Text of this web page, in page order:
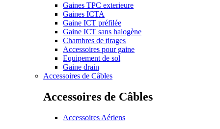
Gaines TPC exterieure
Gaines ICTA
Gaine ICT préfilée
Gaine ICT sans halogène
Chambres de tirages
Accessoires pour gaine
Equipement de sol
Gaine drain
Accessoires de Câbles
Accessoires de Câbles
Accessoires Aériens